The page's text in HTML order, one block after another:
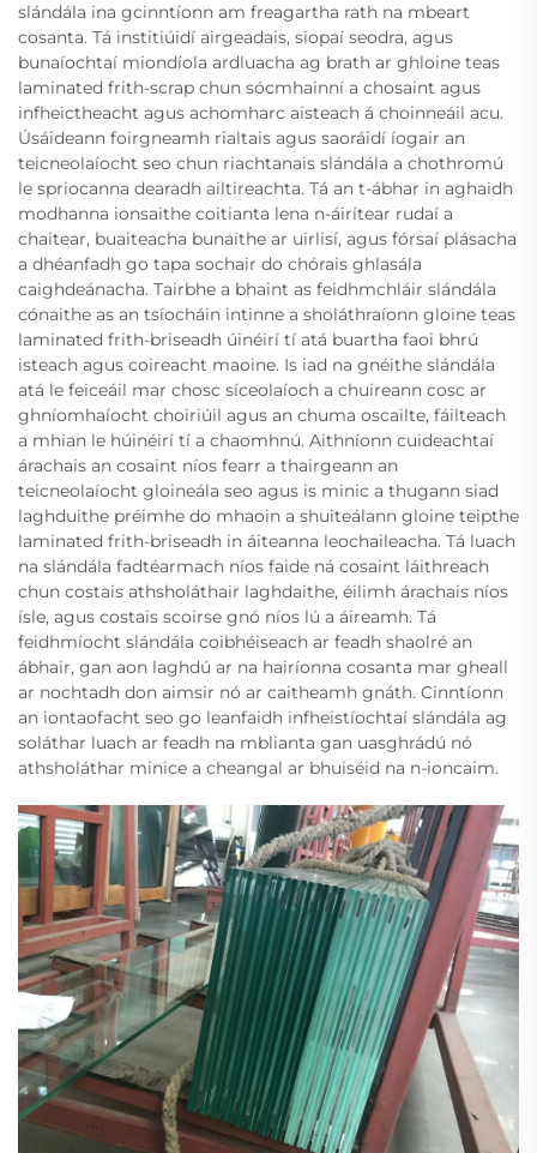
slándála ina gcinntíonn am freagartha rath na mbeart
cosanta. Tá institiúidí airgeadais, siopaí seodra, agus
bunaíochtaí miondíola ardluacha ag brath ar ghloine teas
laminated frith-scrap chun sócmhainní a chosaint agus
infheictheacht agus achomharc aisteach á choinneáil acu.
Úsáideann foirgneamh rialtais agus saoráidí íogair an
teicneolaíocht seo chun riachtanais slándála a chothromú
le spriocanna dearadh ailtireachta. Tá an t-ábhar in aghaidh
modhanna ionsaithe coitianta lena n-áirítear rudaí a
chaitear, buaiteacha bunaithe ar uirlisí, agus fórsaí plásacha
a dhéanfadh go tapa sochair do chórais ghlasála
caighdeánacha. Tairbhe a bhaint as feidhmchláir slándála
cónaithe as an tsíocháin intinne a sholáthraíonn gloine teas
laminated frith-briseadh úinéirí tí atá buartha faoi bhrú
isteach agus coireacht maoine. Is iad na gnéithe slándála
atá le feiceáil mar chosc síceolaíoch a chuireann cosc ar
ghníomhaíocht choiriúil agus an chuma oscailte, fáilteach
a mhian le húinéirí tí a chaomhnú. Aithníonn cuideachtaí
árachais an cosaint níos fearr a thairgeann an
teicneolaíocht gloineála seo agus is minic a thugann siad
laghduithe préimhe do mhaoin a shuiteálann gloine teipthe
laminated frith-briseadh in áiteanna leochaileacha. Tá luach
na slándála fadtéarmach níos faide ná cosaint láithreach
chun costais athsholáthair laghdaithe, éilimh árachais níos
ísle, agus costais scoirse gnó níos lú a áireamh. Tá
feidhmíocht slándála coibhéiseach ar feadh shaolré an
ábhair, gan aon laghdú ar na hairíonna cosanta mar gheall
ar nochtadh don aimsir nó ar caitheamh gnáth. Cinntíonn
an iontaofacht seo go leanfaidh infheistíochtaí slándála ag
soláthar luach ar feadh na mblianta gan uasghrádú nó
athsholáthar minice a cheangal ar bhuiséid na n-ioncaim.